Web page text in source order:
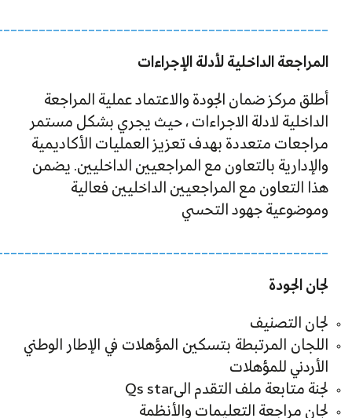
المراجعة الداخلية لأدلة الإجراءات
أطلق مركز ضمان الجودة والاعتماد عملية المراجعة
الداخلية لادلة الاجراءات ، حيث يجري بشكل مستمر
مراجعات متعددة بهدف تعزيز العمليات الأكاديمية
والإدارية بالتعاون مع المراجعيين الداخليين. يضمن
هذا التعاون مع المراجعيين الداخليين فعالية
وموضوعية جهود التحسي
لجان الجودة
لجان التصنيف
اللجان المرتبطة بتسكين المؤهلات في الإطار الوطني
الأردني للمؤهلات
لجنة متابعة ملف التقدم الىQs star
لجان مراجعة التعليمات والأنظمة